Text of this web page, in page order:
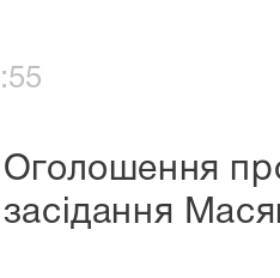
Оголошення
засідання